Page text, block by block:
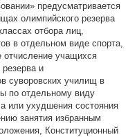
предусматривается
олимпийского резерва
отбора лиц,
в отдельном виде спорта,
отчисление учащихся
и
суворовских училищ в
по отдельному виду
или ухудшения состояния
занятия избранным
Конституционный